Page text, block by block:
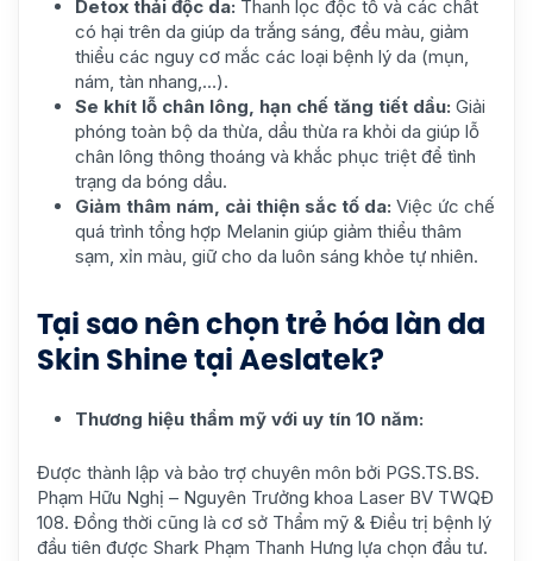
Detox thải độc da: Thanh lọc độc tố và các chất
có hại trên da giúp da trắng sáng, đều màu, giảm
thiểu các nguy cơ mắc các loại bệnh lý da (mụn,
nám, tàn nhang,…).
Se khít lỗ chân lông, hạn chế tăng tiết dầu: Giải
phóng toàn bộ da thừa, dầu thừa ra khỏi da giúp lỗ
chân lông thông thoáng và khắc phục triệt để tình
trạng da bóng dầu.
Giảm thâm nám, cải thiện sắc tố da: Việc ức chế
quá trình tổng hợp Melanin giúp giảm thiểu thâm
sạm, xỉn màu, giữ cho da luôn sáng khỏe tự nhiên.
Tại sao nên chọn trẻ hóa làn da
Skin Shine tại Aeslatek?
Thương hiệu thẩm mỹ với uy tín 10 năm:
Được thành lập và bảo trợ chuyên môn bởi PGS.TS.BS.
Phạm Hữu Nghị – Nguyên Trưởng khoa Laser BV TWQĐ
108. Đồng thời cũng là cơ sở Thẩm mỹ & Điều trị bệnh lý
đầu tiên được Shark Phạm Thanh Hưng lựa chọn đầu tư.